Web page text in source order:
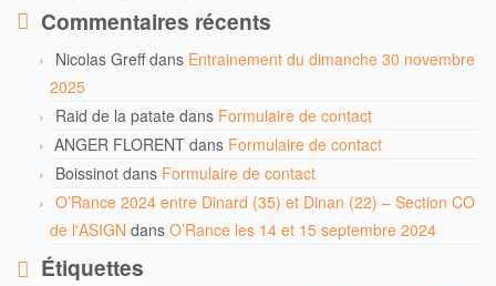
Commentaires récents
Nicolas Greffdans Entrainement du dimanche 30 novembre
2025
Raid de la patate dans Formulaire de contact
ANGER FLORENT dans Formulaire de contact
Boissinot dans Formulaire de contact
O’Rance 2024 entre Dinard (35) et Dinan (22) – Section CO
de l'ASIGN dans O’Rance les 14 et 15 septembre 2024
Étiquettes